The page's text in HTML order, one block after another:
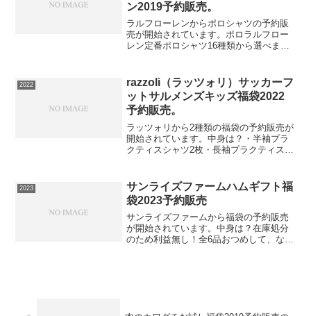
ン2019予約販売。
ラルフローレンからポロシャツの予約販
売が開始されています。ポロラルフロー
レン定番ポロシャツ16種類から選べま
おねがいします。⇒ラルフローレンポロ
シャツの在庫確認をしてみ...
2022
razzoli（ラッツォリ）サッカーフ
ットサルメンズキッズ福袋2022
予約販売。
ラッツォリから2種類の福袋の予約販売が
開始されています。中身は？・半袖プラ
クティスシャツ2枚・長袖プラクティスシ
店】⇒福袋の在庫確認をしてみるこちら
の中身は？・スタ...
2023
サンライズファームハムギフト福
袋2023予約販売
サンライズファームから福袋の予約販売
が開始されています。中身は？在庫処分
のため利益無し！全6品おつめして、なん